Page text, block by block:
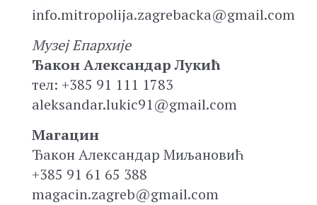
info.mitropolija.zagrebacka@gmail.com
Музеј Епархије
Ђакон Александар Лукић
тел: +385 91 111 1783
aleksandar.lukic91@gmail.com
Магацин
Ђакон Александар Миљановић
+385 91 61 65 388
magacin.zagreb@gmail.com